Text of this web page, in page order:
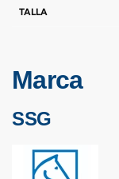
TALLA
Marca
SSG